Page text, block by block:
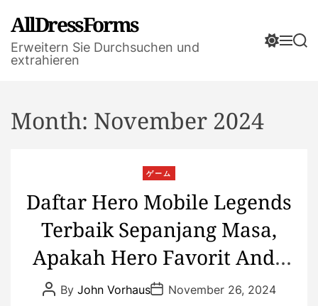
AllDressForms
Erweitern Sie Durchsuchen und
extrahieren
S
m
o
e
M S
Month: November 2024
C
t
e
o
i
ゲーム
Daftar Hero Mobile Legends
Terbaik Sepanjang Masa,
Apakah Hero Favorit Anda
Salah Satunya?
P
o
By John VorhausP
o
November 26, 2024